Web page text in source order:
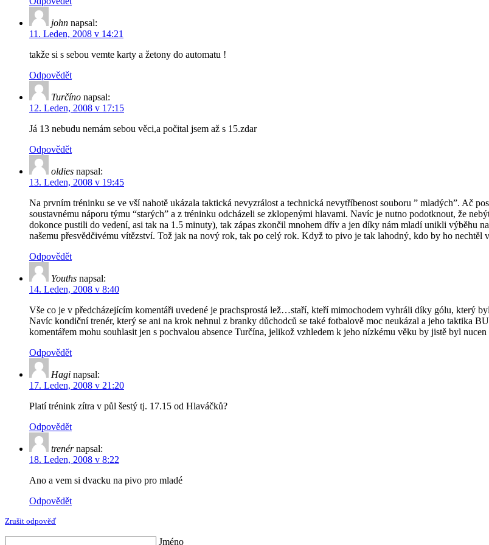
john napsal:
11. Leden, 2008 v 14:21
takže si s sebou vemte karty a žetony do automatu !
Odpovědět
Turčíno napsal:
12. Leden, 2008 v 17:15
Já 13 nebudu nemám sebou věci,a počital jsem až s 15.zdar
Odpovědět
oldies napsal:
13. Leden, 2008 v 19:45
Na prvním tréninku se ve vší nahotě ukázala taktická nevyzrálost a technická nevytříbenost souboru ” mladých”. Ač
soustavnému náporu týmu “starých” a z tréninku odcházeli se zklopenými hlavami. Navíc je nutno podotknout, že
dokonce pustili do vedení, asi tak na 1.5 minuty), tak zápas zkončil mnohem dřív a jen díky nám mladí unikli výběhu
našemu přesvědčivému vítězství. Tož jak na nový rok, tak po celý rok. Když to pivo je tak lahodný, kdo by ho nechtěl
Odpovědět
Youths napsal:
14. Leden, 2008 v 8:40
Vše co je v předcházejícím komentáři uvedené je prachsprostá lež…staří, kteří mimochodem vyhráli díky gólu, který
Navíc kondiční trenér, který se ani na krok nehnul z branky důchodců se také fotbalově moc neukázal a jeho taktika
komentářem mohu souhlasit jen s pochvalou absence Turčína, jelikož vzhledem k jeho nízkému věku by jistě byl
Odpovědět
Hagi napsal:
17. Leden, 2008 v 21:20
Platí trénink zítra v půl šestý tj. 17.15 od Hlaváčků?
Odpovědět
trenér napsal:
18. Leden, 2008 v 8:22
Ano a vem si dvacku na pivo pro mladé
Odpovědět
Zrušit odpověď
Jméno